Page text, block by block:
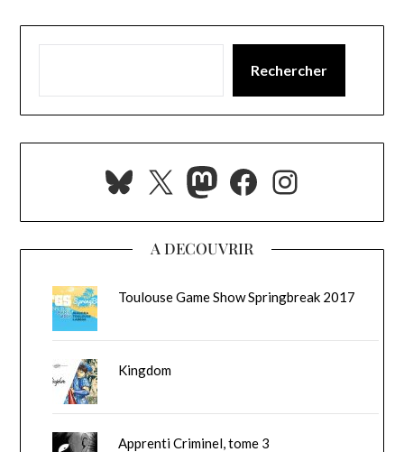
Rechercher
Bluesky
X Mastodon
Facebook
A DECOUVRIR
Toulouse Game Show Springbreak 2017
Kingdom
Apprenti Criminel, tome 3